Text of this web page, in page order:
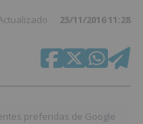
25/11/2016 11:28
preferidas de Google